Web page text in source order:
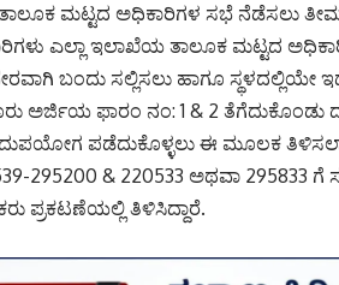
ತಾಲೂಕ ಮಟ್ಟದ ಅಧಿಕಾರಿಗಳ ಸಭೆ ನೆಡೆಸಲು
ಎಲ್ಲಾ ಇಲಾಖೆಯ ತಾಲೂಕ ಮಟ್ಟದ
ಬಂದು ಸಲ್ಲಿಸಲು ಹಾಗೂ ಸ್ಥಳದಲ್ಲಿಯೇ
ಅರ್ಜಿಯ ಫಾರಂ ನಂ: 1 & 2 ತೆಗೆದುಕೊಂಡು
ಪಡೆದುಕೊಳ್ಳಲು ಈ ಮೂಲಕ
295200 & 220533 ಅಥವಾ 295833 ಗೆ
ಪ್ರಕಟಣೆಯಲ್ಲಿ ತಿಳಿಸಿದ್ದಾರೆ.